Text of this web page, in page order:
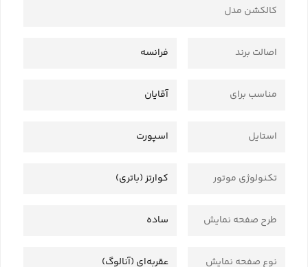
کالکشن مدل
اصالت برند فرانسه
مناسب برای آقایان
استایل اسپورت
تکنولوژی موتور کوارتز (باتری)
طرح صفحه نمایش ساده
نوع صفحه نمایش عقربه‌ای (آنالوگ)